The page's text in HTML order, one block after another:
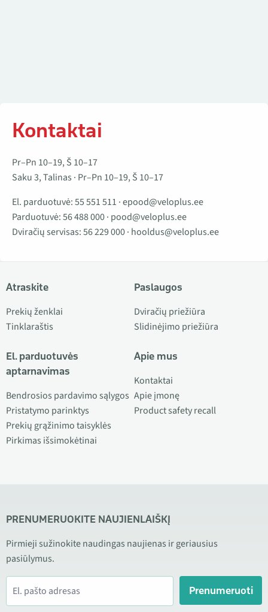
Kontaktai
Pr–Pn 10–19, Š 10–17
Saku 3, Talinas · Pr–Pn 10–19, Š 10–17
El. parduotuvė:55 551 511 ·epood@veloplus.ee
Parduotuvė:56 488 000· pood@veloplus.ee
Dviračių servisas:56 229 000· hooldus@veloplus.ee
Atraskite
Prekių ženklai
Tinklaraštis
El. parduotuvės
aptarnavimas
Bendrosios pardavimo sąlygos
Pristatymo parinktys
Prekių grąžinimo taisyklės
Pirkimas išsimokėtinai
Paslaugos
Dviračių priežiūra
Slidinėjimo priežiūra
Apie mus
Kontaktai
Apie įmonę
Product safety recall
PRENUMERUOKITE NAUJIENLAIŠKĮ
Pirmieji sužinokite naudingas naujienas ir geriausius
pasiūlymus.
Prenumeruoti